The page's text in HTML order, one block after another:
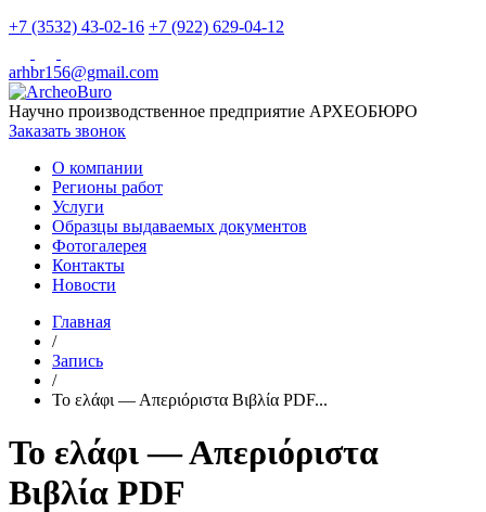
+7 (3532) 43-02-16 +7 (922) 629-04-12
arhbr156@gmail.com
Научно производственное предприятие АРХЕОБЮРО
Заказать звонок
О компании
Регионы работ
Услуги
Образцы выдаваемых документов
Фотогалерея
Контакты
Новости
Главная
/
Запись
/
Το ελάφι — Απεριόριστα Βιβλία PDF...
Το ελάφι — Απεριόριστα
Βιβλία PDF